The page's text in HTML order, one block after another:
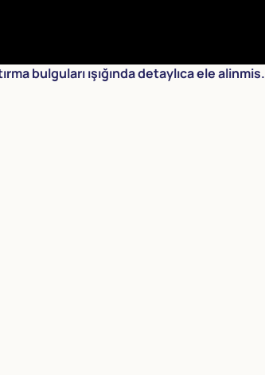
bulguları ışığında detaylıca ele alinmis.